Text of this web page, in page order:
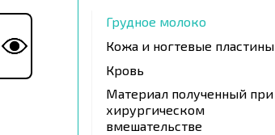
Грудное молоко
Кожа и ногтевые пластины
Кровь
Материал полученный при
хирургическом
вмешательстве